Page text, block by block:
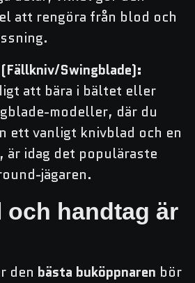
att rengöra från blod och
Swingblade):
att bära i bältet eller
modeller, där du
ett vanligt knivblad och en
är idag det populäraste
jägaren.
och handtag är
den bästa buköppnaren bör